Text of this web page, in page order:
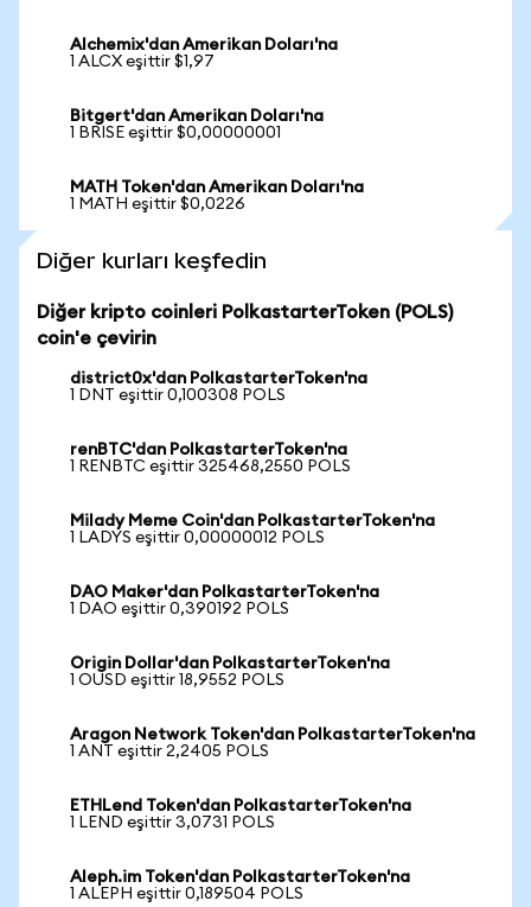
Alchemix'dan Amerikan Doları'na
1 ALCX eşittir $1,97
Bitgert'dan Amerikan Doları'na
1 BRISE eşittir $0,00000001
MATH Token'dan Amerikan Doları'na
1 MATH eşittir $0,0226
Diğer kurları keşfedin
Diğer kripto coinleri PolkastarterToken (POLS)
coin'e çevirin
district0x'dan PolkastarterToken'na
1 DNT eşittir 0,100308 POLS
renBTC'dan PolkastarterToken'na
1 RENBTC eşittir 325468,2550 POLS
Milady Meme Coin'dan PolkastarterToken'na
1 LADYS eşittir 0,00000012 POLS
DAO Maker'dan PolkastarterToken'na
1 DAO eşittir 0,390192 POLS
Origin Dollar'dan PolkastarterToken'na
1 OUSD eşittir 18,9552 POLS
Aragon Network Token'dan PolkastarterToken'na
1 ANT eşittir 2,2405 POLS
ETHLend Token'dan PolkastarterToken'na
1 LEND eşittir 3,0731 POLS
Aleph.im Token'dan PolkastarterToken'na
1 ALEPH eşittir 0,189504 POLS